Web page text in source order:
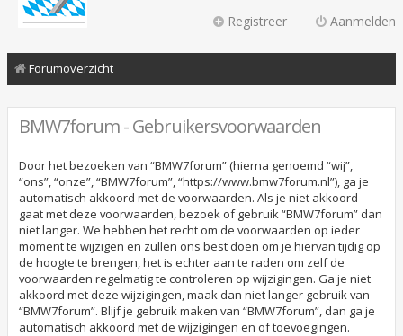
Aanmelden
Registreer
Forumoverzicht
BMW7forum - Gebruikersvoorwaarden
Door het bezoeken van “BMW7forum” (hierna genoemd “wij”,
“ons”, “onze”, “BMW7forum”, “https://www.bmw7forum.nl”), ga je
automatisch akkoord met de voorwaarden. Als je niet akkoord
gaat met deze voorwaarden, bezoek of gebruik “BMW7forum” dan
niet langer. We hebben het recht om de voorwaarden op ieder
moment te wijzigen en zullen ons best doen om je hiervan tijdig op
de hoogte te brengen, het is echter aan te raden om zelf de
voorwaarden regelmatig te controleren op wijzigingen. Ga je niet
akkoord met deze wijzigingen, maak dan niet langer gebruik van
“BMW7forum”. Blijf je gebruik maken van “BMW7forum”, dan ga je
automatisch akkoord met de wijzigingen en of toevoegingen.